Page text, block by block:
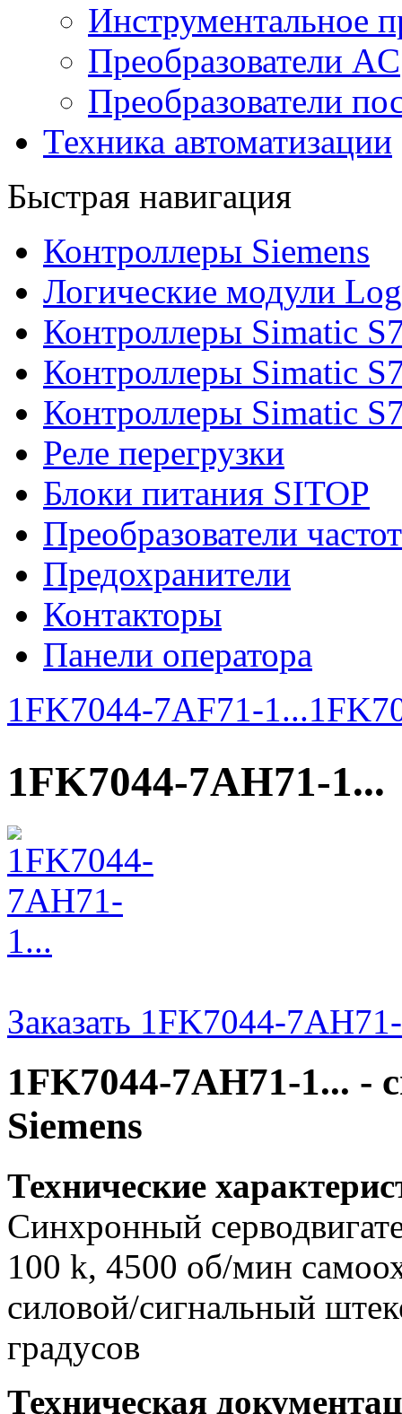
Инструментальное
Преобразователи AC
Преобразователи
Техника автоматизации
Быстрая навигация
Контроллеры Siemens
Логические модули
Контроллеры Simatic
Контроллеры Simatic
Контроллеры Simatic
Реле перегрузки
Блоки питания SITOP
Преобразователи
Предохранители
Контакторы
Панели оператора
1FK7044-7AF71-1...
1FK7044-7AH71-1...
Заказать 1FK7044-
1FK7044-7AH71-1... -
Siemens
Технические
Синхронный
100 k, 4500 об/мин
силовой/сигнальный
градусов
Техническая